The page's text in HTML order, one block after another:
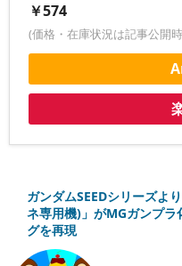
￥574
(価格・在庫状況は記事公開
ガンダムSEEDシリーズよ
ネ専用機)」がMGガンプ
グを再現